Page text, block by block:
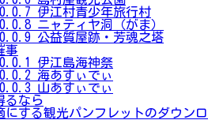
伊江村青少年旅行村
ニャティヤ洞（がま）
公益質屋跡・芳魂之塔
事
伊江島海神祭
海あすぃでぃ
山あすぃでぃ
るなら
にする観光パンフレットのダウン